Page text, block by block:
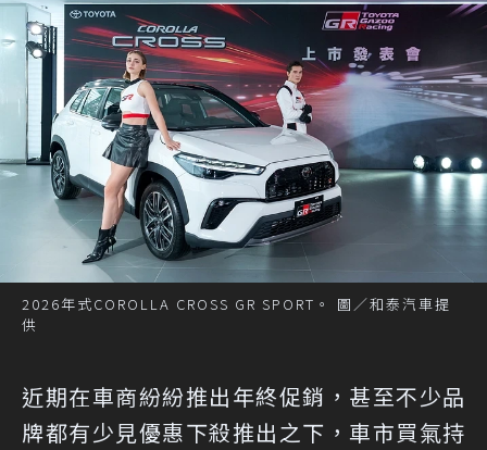
2026年式COROLLA CROSS GR SPORT。 圖／和泰汽車提
供
近期在車商紛紛推出年終促銷，甚至不少品
牌都有少見優惠下殺推出之下，車市買氣持